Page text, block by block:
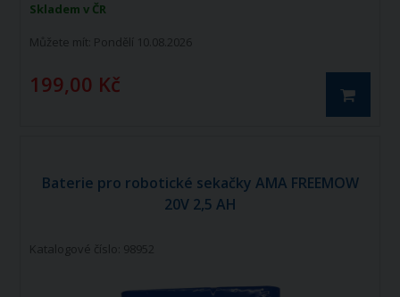
Skladem v ČR
Můžete mít: Pondělí 10.08.2026
199,00 Kč
Baterie pro robotické sekačky AMA FREEMOW
20V 2,5 AH
Katalogové číslo: 98952